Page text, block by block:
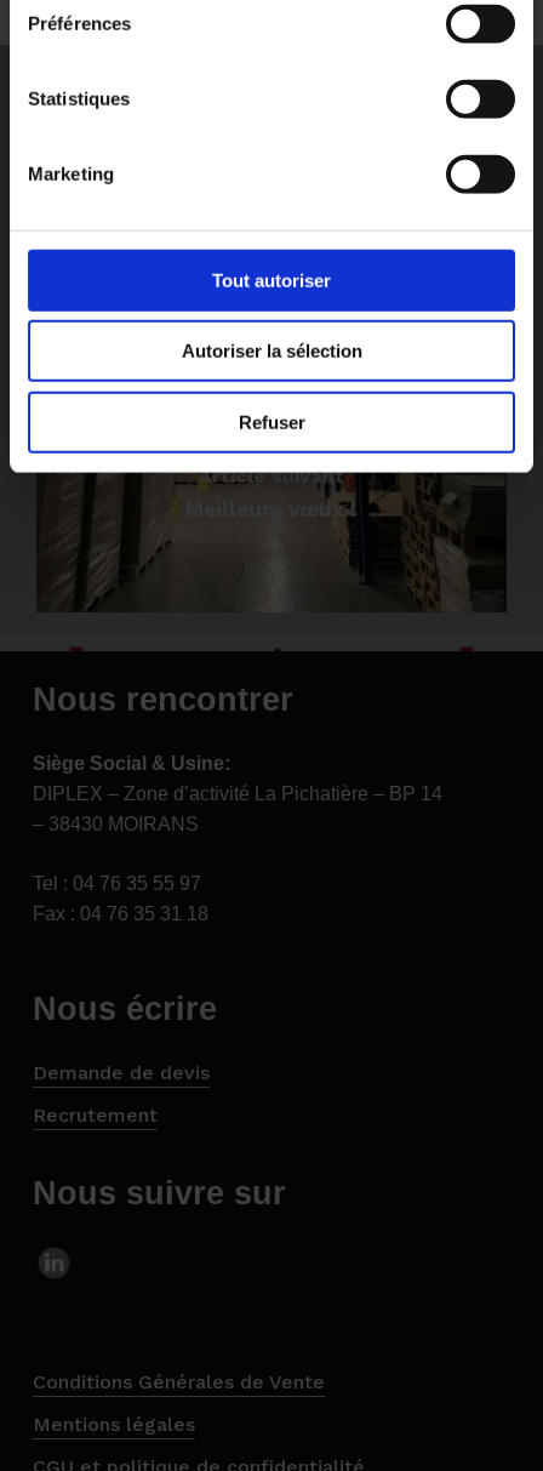
Préférences
Statistiques
Marketing
Tout autoriser
Autoriser la sélection
Refuser
Demande de devis
On parle de Diplex dans le magazine
Article suivant
Meilleurs vœux !
Nous rencontrer
Siège Social & Usine:
DIPLEX – Zone d’activité La Pichatière – BP 14
– 38430 MOIRANS
Tel : 04 76 35 55 97
Fax : 04 76 35 31 18
Nous écrire
Demande de devis
Recrutement
Nous suivre sur
Conditions Générales de Vente
Mentions légales
CGU et politique de confidentialité